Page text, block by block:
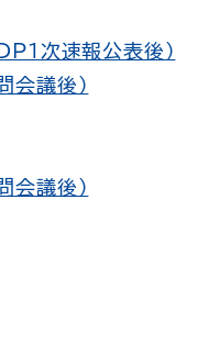
次速報公表後）
議後）
議後）